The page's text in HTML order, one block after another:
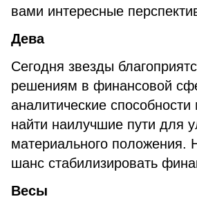
вами интересные
Дева
Сегодня звезды
решениям в финансовой
аналитические способности
найти наилучшие пути для
материального положения.
шанс стабилизировать
Весы